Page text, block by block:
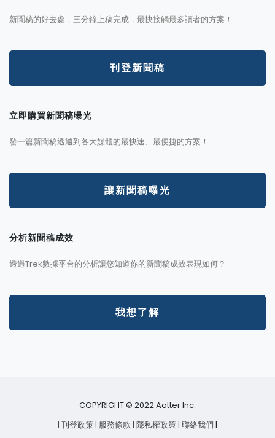
新聞稿的好去處，三分鐘上稿完成，最快接觸最多讀者的方案！
刊登新聞稿
立即購買新聞稿曝光
發一篇新聞稿透通到各大媒體的最快速、最便捷的方案！
讓新聞稿曝光
分析新聞稿成效
透過Trek數據平台的分析讓您知道你的新聞稿成效表現如何？
我想了解
COPYRIGHT © 2022 Aotter Inc.
| 刊登政策| 服務條款 | 隱私權政策| 聯絡我們 |